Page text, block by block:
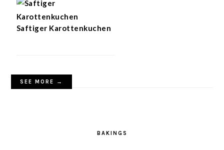
Saftiger Karottenkuchen
SEE MORE →
BAKINGS